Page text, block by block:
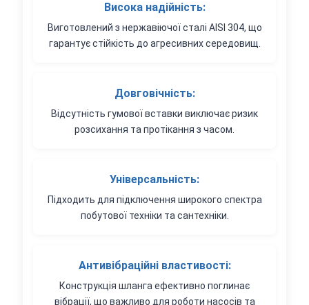
Висока надійність:
Виготовлений з нержавіючої сталі AISI 304, що
гарантує стійкість до агресивних середовищ.
Довговічність:
Відсутність гумової вставки виключає ризик
розсихання та протікання з часом.
Універсальність:
Підходить для підключення широкого спектра
побутової техніки та сантехніки.
Антивібраційні властивості:
Конструкція шланга ефективно поглинає
вібрації, що важливо для роботи насосів та